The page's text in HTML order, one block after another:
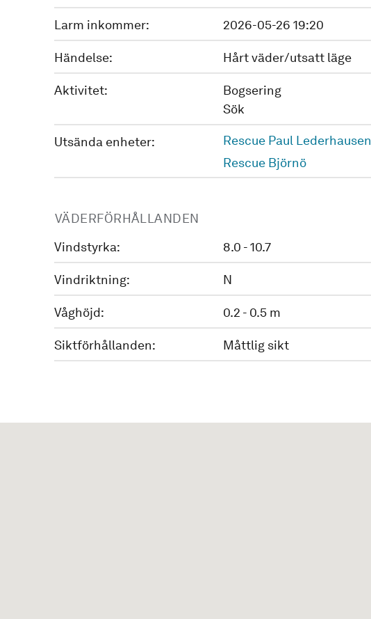
Larm inkommer: 2026-05-26 19:20
Händelse: Hårt väder/utsatt läge
Aktivitet:
Bogsering
Sök
Utsända enheter:
Rescue Paul Lederhausen
Rescue Björnö
VÄDERFÖRHÅLLANDEN
Vindstyrka:
8.0 - 10.7
Vindriktning: N
Våghöjd: 0.2 - 0.5 m
Siktförhållanden: Måttlig sikt